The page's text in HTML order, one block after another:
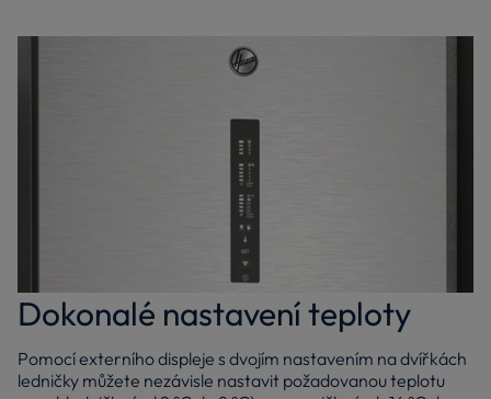
Dokonalé nastavení teploty
Pomocí externího displeje s dvojím nastavením na dvířkách
ledničky můžete nezávisle nastavit požadovanou teplotu